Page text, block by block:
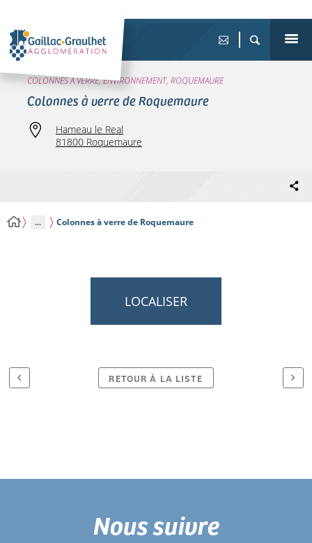
COLONNES À VERRE, ENVIRONNEMENT, ROQUEMAURE
Colonnes à verre de Roquemaure
Hameau le Real
81800 Roquemaure
... Colonnes à verre de Roquemaure
LOCALISER
RETOUR À LA LISTE
Nous suivre